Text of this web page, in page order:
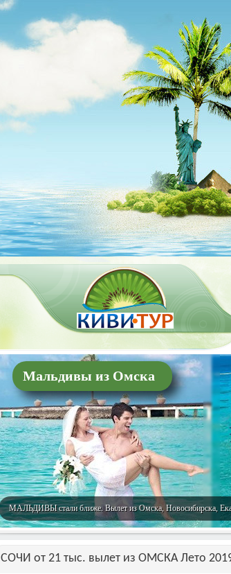
Мальдивы из Омска
МАЛЬДИВЫ стали ближе. Вылет из Омска, Новосибирска,
СОЧИ от 21 тыс. вылет из ОМСКА Лето